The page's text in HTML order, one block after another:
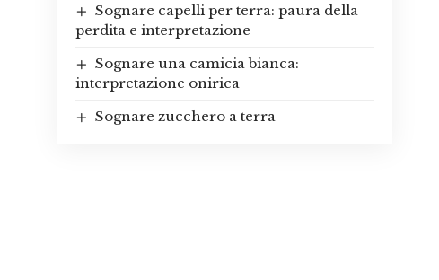
Sognare capelli per terra: paura della
perdita e interpretazione
Sognare una camicia bianca:
interpretazione onirica
Sognare zucchero a terra